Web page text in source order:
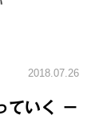
2018.07.26
ていく －